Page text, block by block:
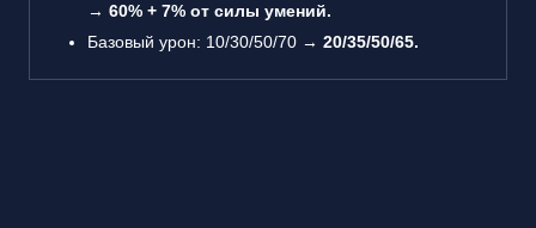
→ 60% + 7% от силы умений.
Базовый урон: 10/30/50/70 → 20/35/50/65.